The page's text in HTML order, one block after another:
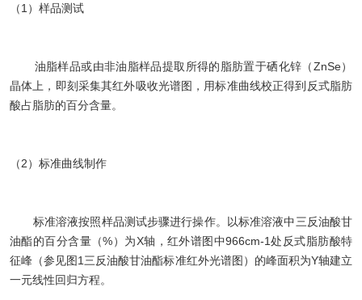
（1）样品测试
油脂样品或由非油脂样品提取所得的脂肪置于硒化锌（ZnSe）
晶体上，即刻采集其红外吸收光谱图，用标准曲线校正得到反式脂肪
酸占脂肪的百分含量。
（2）标准曲线制作
标准溶液按照样品测试步骤进行操作。以标准溶液中三反油酸甘
油酯的百分含量（%）为X轴，红外谱图中966cm-1处反式脂肪酸特
征峰（参见图1三反油酸甘油酯标准红外光谱图）的峰面积为Y轴建立
一元线性回归方程。